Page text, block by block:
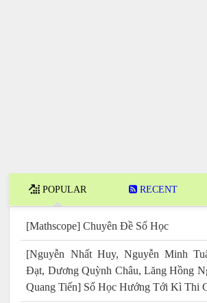
POPULAR RECENT
[Mathscope] Chuyên Đề Số Học
[Nguyễn Nhất Huy, Nguyễn Minh
Đạt, Dương Quỳnh Châu, Lăng Hồng
Quang Tiến] Số Học Hướng Tới Kì Thi